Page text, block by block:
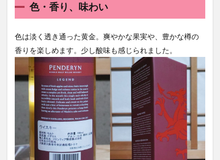
色・香り、味わい
色は淡く透き通った黄金。爽やかな果実や、豊かな樽の
香りを楽しめます。少し酸味も感じられました。